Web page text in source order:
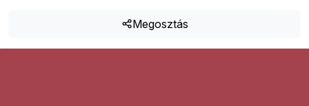
Megosztás